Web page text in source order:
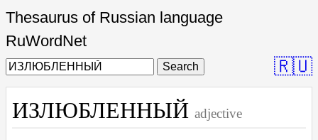
Thesaurus of Russian language
RuWordNet
Search 🇷🇺
ИЗЛЮБЛЕННЫЙ adjective